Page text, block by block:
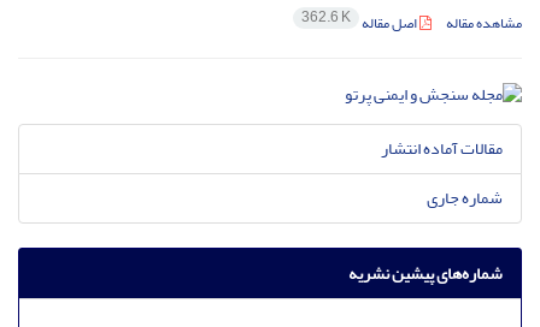
مشاهده مقاله اصل مقاله 362.6 K
مقالات آماده انتشار
شماره جاری
شماره‌های پیشین نشریه